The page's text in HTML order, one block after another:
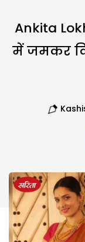
Ankita
में जमकर